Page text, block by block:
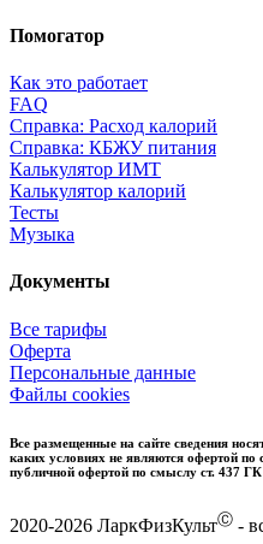
Помогатор
Как это работает
FAQ
Справка: Расход калорий
Справка: КБЖУ питания
Калькулятор ИМТ
Калькулятор калорий
Тесты
Музыка
Документы
Все тарифы
Оферта
Персональные данные
Файлы cookies
Все размещенные на сайте сведения
каких условиях не являются офертой
публичной офертой по смыслу ст. 437
2020-2026 ЛаркФизКультⒸ -